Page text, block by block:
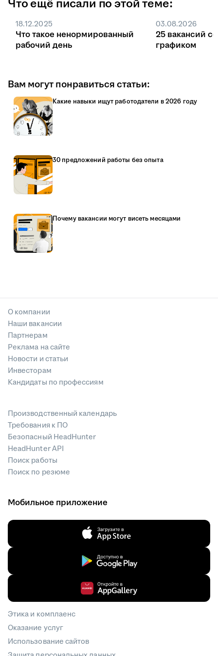
компания или ИП, а договор заключают в
любой момент обучения.
Что ещё писали по этой теме:
18.12.2025
Что такое ненормированный
рабочий день
03.08.2026
25 вакансий
графиком
Вам могут понравиться статьи:
Какие навыки ищут работодатели в 2026 году
30 предложений работы без опыта
Почему вакансии могут висеть месяцами
О компании
Наши вакансии
Партнерам
Реклама на сайте
Новости и статьи
Инвесторам
Кандидаты по профессиям
Производственный календарь
Требования к ПО
Безопасный HeadHunter
HeadHunter API
Поиск работы
Поиск по резюме
Мобильное приложение
Этика и комплаенс
Оказание услуг
Использование сайтов